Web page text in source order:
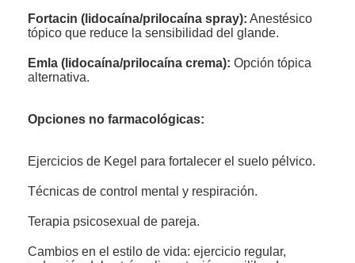
Fortacin (lidocaína/prilocaína spray): Anestésico
tópico que reduce la sensibilidad del glande.
Emla (lidocaína/prilocaína crema): Opción tópica
alternativa.
Opciones no farmacológicas:
Ejercicios de Kegel para fortalecer el suelo pélvico.
Técnicas de control mental y respiración.
Terapia psicosexual de pareja.
Cambios en el estilo de vida: ejercicio regular,